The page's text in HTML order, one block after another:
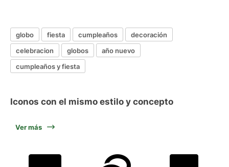
globo fiesta cumpleaños
decoración
celebracion
globos
año nuevo
cumpleaños y fiesta
Iconos con el mismo estilo y concepto
Ver más